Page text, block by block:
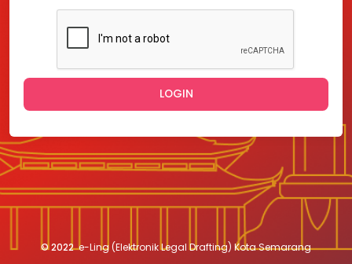
LOGIN
© 2022 e-Ling (Elektronik Legal Drafting) Kota Semarang